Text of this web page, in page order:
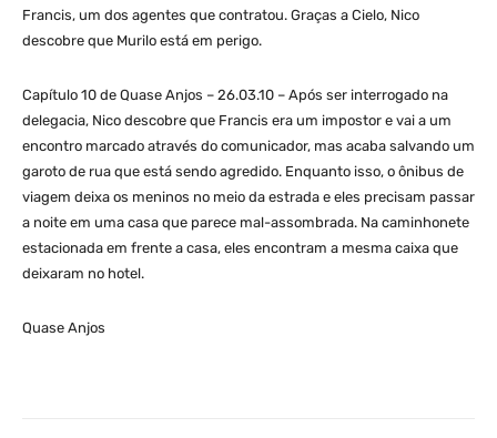
Francis, um dos agentes que contratou. Graças a Cielo, Nico
descobre que Murilo está em perigo.
Capítulo 10 de Quase Anjos – 26.03.10 – Após ser interrogado na
delegacia, Nico descobre que Francis era um impostor e vai a um
encontro marcado através do comunicador, mas acaba salvando um
garoto de rua que está sendo agredido. Enquanto isso, o ônibus de
viagem deixa os meninos no meio da estrada e eles precisam passar
a noite em uma casa que parece mal-assombrada. Na caminhonete
estacionada em frente a casa, eles encontram a mesma caixa que
deixaram no hotel.
Quase Anjos